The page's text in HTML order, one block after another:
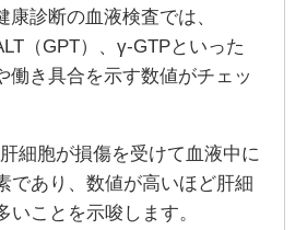
診断の血液検査では、
（GPT）、γ-GTPといった
働き具合を示す数値がチェッ
細胞が損傷を受けて血液中に
であり、数値が高いほど肝細
いことを示唆します。